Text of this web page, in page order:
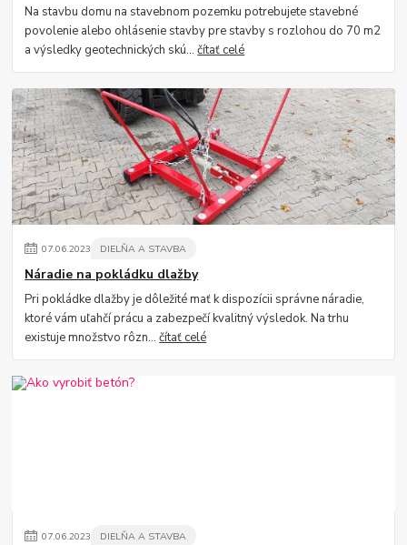
Na stavbu domu na stavebnom pozemku potrebujete stavebné
povolenie alebo ohlásenie stavby pre stavby s rozlohou do 70 m2
a výsledky geotechnických skú...čítať celé
07.06.2023 DIELŇA A STAVBA
Náradie na pokládku dlažby
Pri pokládke dlažby je dôležité mať k dispozícii správne náradie,
ktoré vám uľahčí prácu a zabezpečí kvalitný výsledok. Na trhu
existuje množstvo rôzn...čítať celé
07.06.2023 DIELŇA A STAVBA